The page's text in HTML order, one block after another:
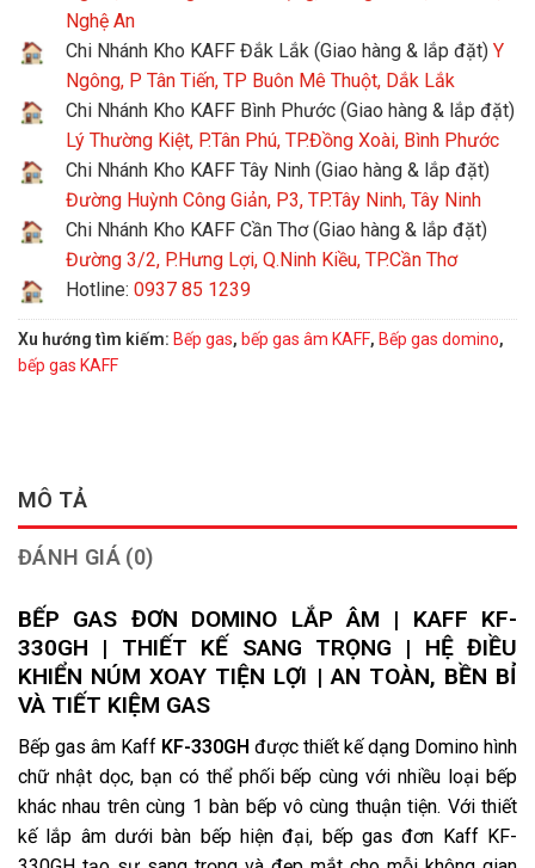
Nghệ An
Chi Nhánh Kho KAFF Đắk Lắk (Giao hàng & lắp đặt) Y
Ngông, P Tân Tiến, TP Buôn Mê Thuột, Dắk Lắk
Chi Nhánh Kho KAFF Bình Phước (Giao hàng & lắp đặt)
Lý Thường Kiệt, P.Tân Phú, TP.Đồng Xoài, Bình Phước
Chi Nhánh Kho KAFF Tây Ninh (Giao hàng & lắp đặt)
Đường Huỳnh Công Giản, P3, TP.Tây Ninh, Tây Ninh
Chi Nhánh Kho KAFF Cần Thơ (Giao hàng & lắp đặt)
Đường 3/2, P.Hưng Lợi, Q.Ninh Kiều, TP.Cần Thơ
Hotline: 0937 85 1239
Xu hướng tìm kiếm: Bếp gas, bếp gas âm KAFF, Bếp gas domino,
bếp gas KAFF
MÔ TẢ
ĐÁNH GIÁ (0)
BẾP GAS ĐƠN DOMINO LẮP ÂM | KAFF KF-
330GH | THIẾT KẾ SANG TRỌNG | HỆ ĐIỀU
KHIỂN NÚM XOAY TIỆN LỢI | AN TOÀN, BỀN BỈ
VÀ TIẾT KIỆM GAS
Bếp gas âm Kaff KF-330GH được thiết kế dạng Domino hình
chữ nhật dọc, bạn có thể phối bếp cùng với nhiều loại bếp
khác nhau trên cùng 1 bàn bếp vô cùng thuận tiện. Với thiết
kế lắp âm dưới bàn bếp hiện đại, bếp gas đơn Kaff KF-